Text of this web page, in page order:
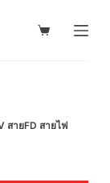
สายFD สายไฟ